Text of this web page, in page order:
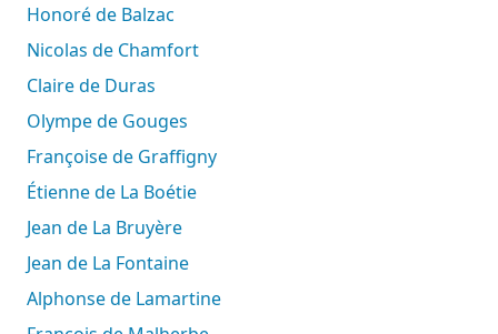
Honoré de Balzac
Nicolas de Chamfort
Claire de Duras
Olympe de Gouges
Françoise de Graffigny
Étienne de La Boétie
Jean de La Bruyère
Jean de La Fontaine
Alphonse de Lamartine